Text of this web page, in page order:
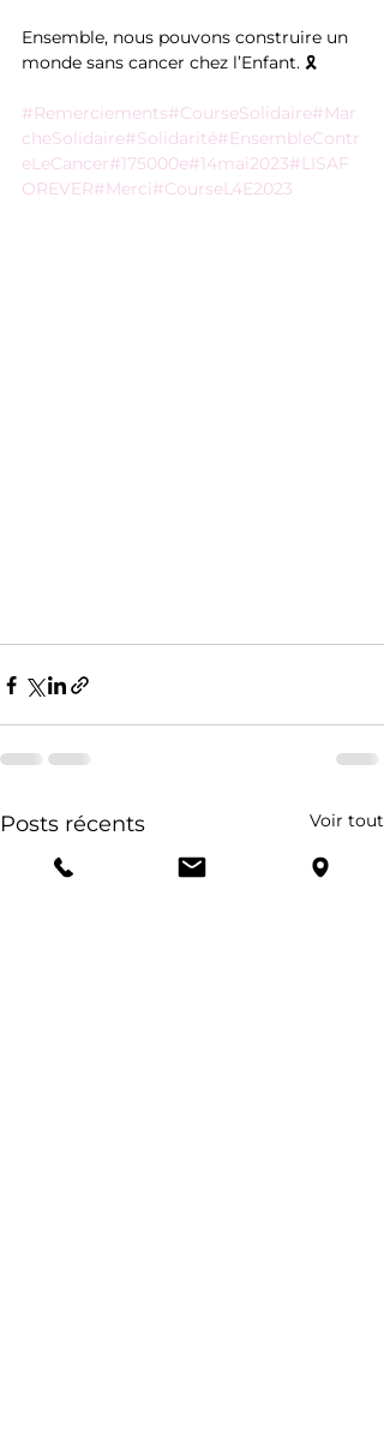
Ensemble, nous pouvons construire un
monde sans cancer chez l’Enfant. 🎗️
#Remerciements#CourseSolidaire#Mar
cheSolidaire#Solidarité#EnsembleContr
eLeCancer#175000e#14mai2023#LISAF
OREVER#Merci#CourseL4E2023
Posts récents Voir tout